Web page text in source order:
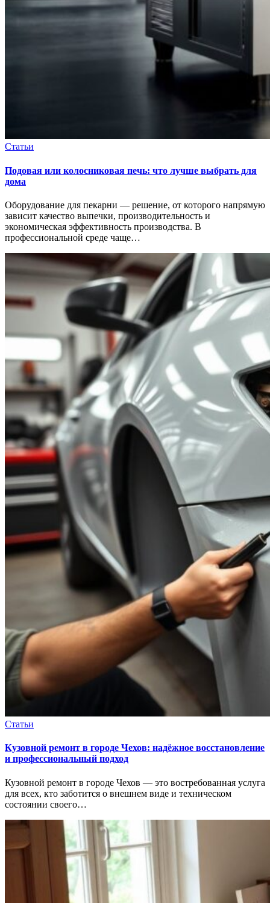
Статьи
Подовая или колосниковая печь: что лучше выбрать для
дома
Оборудование для пекарни — решение, от которого напрямую
зависит качество выпечки, производительность и
экономическая эффективность производства. В
профессиональной среде чаще…
Статьи
Кузовной ремонт в городе Чехов: надёжное восстановление
и профессиональный подход
Кузовной ремонт в городе Чехов — это востребованная услуга
для всех, кто заботится о внешнем виде и техническом
состоянии своего…